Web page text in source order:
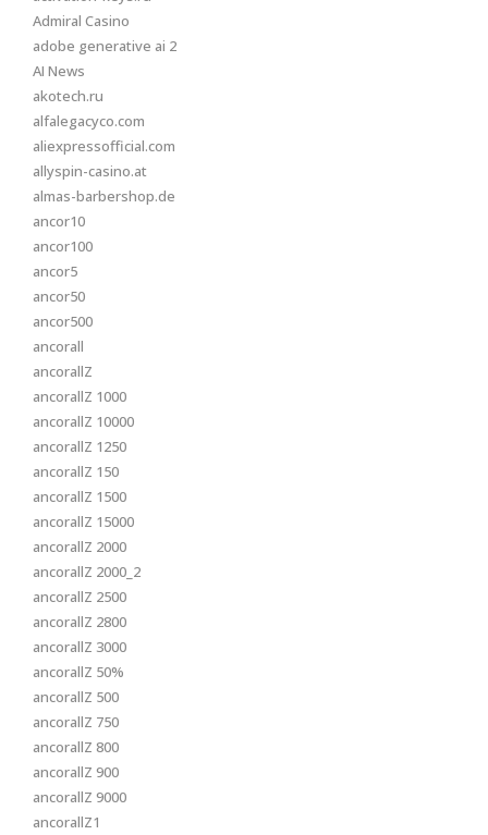
Admiral Casino
adobe generative ai 2
AI News
akotech.ru
alfalegacyco.com
aliexpressofficial.com
allyspin-casino.at
almas-barbershop.de
ancor10
ancor100
ancor5
ancor50
ancor500
ancorall
ancorallZ
ancorallZ 1000
ancorallZ 10000
ancorallZ 1250
ancorallZ 150
ancorallZ 1500
ancorallZ 15000
ancorallZ 2000
ancorallZ 2000_2
ancorallZ 2500
ancorallZ 2800
ancorallZ 3000
ancorallZ 50%
ancorallZ 500
ancorallZ 750
ancorallZ 800
ancorallZ 900
ancorallZ 9000
ancorallZ1